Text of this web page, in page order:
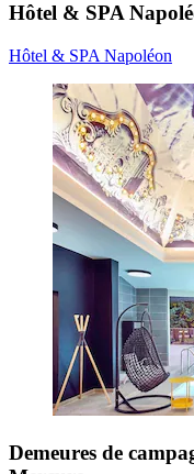
Hôtel & SPA
Hôtel & SPA Napoléon
Demeures de